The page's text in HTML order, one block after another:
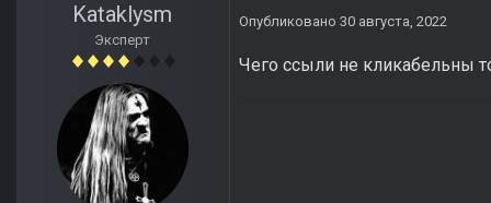
Kataklysm
Эксперт
Опубликовано 30 августа, 2022
Чего ссыли не кликабельны